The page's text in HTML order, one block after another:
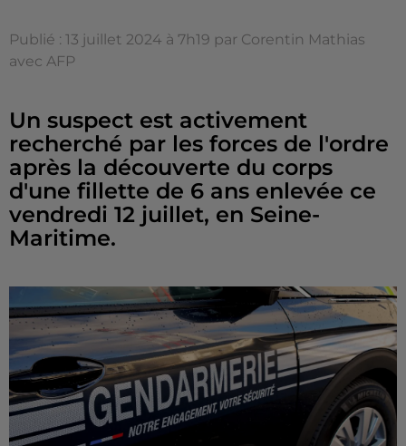
Publié : 13 juillet 2024 à 7h19 par Corentin Mathias
avec AFP
Un suspect est activement
recherché par les forces de l'ordre
après la découverte du corps
d'une fillette de 6 ans enlevée ce
vendredi 12 juillet, en Seine-
Maritime.